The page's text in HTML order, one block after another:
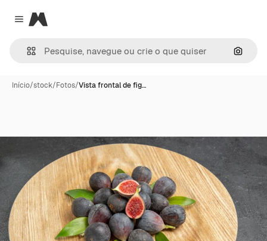
Close menu
Magnific
Início/stock/Fotos/Vista frontal de fig…